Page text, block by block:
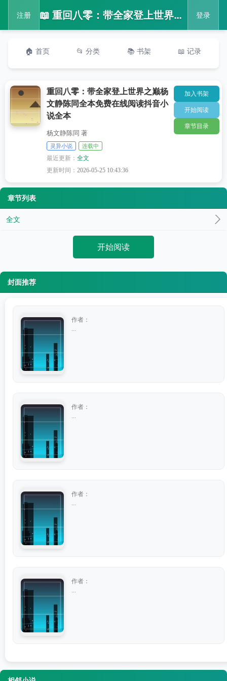
注册 📖 重回八零：带全家登上世界之巅杨文静陈同全本免费在线阅读抖音小说全本 登录
🏠 首页 📂 分类 📚 书架 📖 记录
重回八零：带全家登上世界之巅杨
文静陈同全本免费在线阅读抖音小
说全本
杨文静陈同 著
灵异小说 连载中
最近更新：全文
更新时间：2026-05-25 10:43:36
加入书架
开始阅读
章节目录
章节列表
全文
开始阅读
封面推荐
作者：
作者：
作者：
作者：